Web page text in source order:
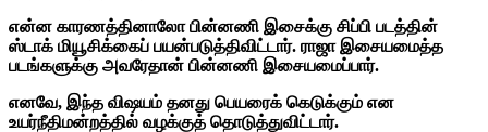
என்ன காரணத்தினாலோ பின்னணி இசைக்கு சிப்பி படத்தின்
ஸ்டாக் மியூசிக்கைப் பயன்படுத்திவிட்டார். ராஜா இசையமைத்த
படங்களுக்கு அவரேதான் பின்னணி இசையமைப்பார்.
எனவே, இந்த விஷயம் தனது பெயரைக் கெடுக்கும் என
உயர்நீதிமன்றத்தில் வழக்குத் தொடுத்துவிட்டார்.